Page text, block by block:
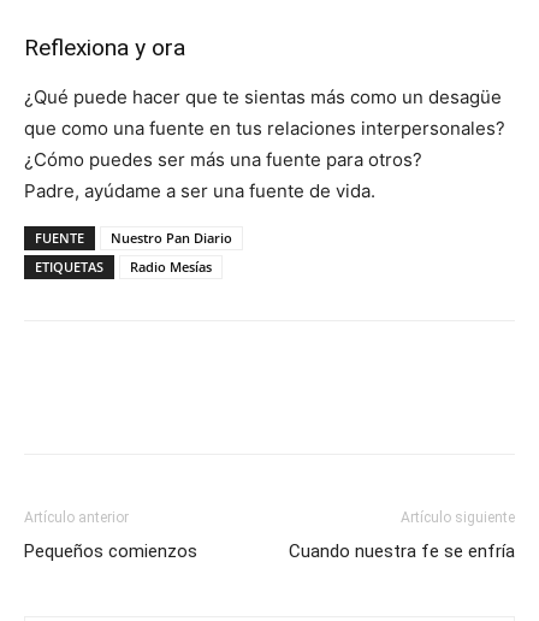
Reflexiona y ora
¿Qué puede hacer que te sientas más como un desagüe
que como una fuente en tus relaciones interpersonales?
¿Cómo puedes ser más una fuente para otros?
Padre, ayúdame a ser una fuente de vida.
FUENTE
Nuestro Pan Diario
ETIQUETAS
Radio Mesías
Artículo anterior
Pequeños comienzos
Artículo siguiente
Cuando nuestra fe se enfría